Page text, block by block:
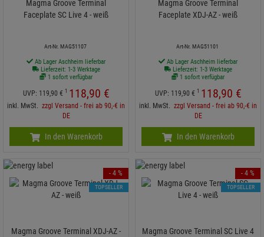
Magma Groove Terminal
Faceplate SC Live 4 - weiß
Art-Nr. MAG51107
Ab Lager Aschheim lieferbar
Lieferzeit: 1-3 Werktage
1 sofort verfügbar
UVP: 119,90 € 1 118,90 €
inkl. MwSt. zzgl Versand - frei ab 90,-€ in
DE
In den Warenkorb
Magma Groove Terminal
Faceplate XDJ-AZ - weiß
Art-Nr. MAG51101
Ab Lager Aschheim lieferbar
Lieferzeit: 1-3 Werktage
1 sofort verfügbar
UVP: 119,90 € 1 118,90 €
inkl. MwSt. zzgl Versand - frei ab 90,-€ in
DE
In den Warenkorb
Magma Groove Terminal XDJ-AZ -
- 4 %
TOPSELLER
Magma Groove Terminal SC Live 4
- 4 %
TOPSELLER